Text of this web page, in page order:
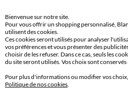
Service clients
par chat et par téléphone
de 8h00 à 20h00 du lundi au
11€
en vous inscrivant à
Bienvenue sur notre site.
Pour vous offrir un shopping personnalisé,
utilisent des cookies.
Ces cookies seront utilisés pour analyser
vos préférences et vous présenter des
choisir de les refuser. Dans ce cas, seuls les
du site seront utilisés. Vos choix sont conservés
Pour plus d'informations ou modifier vos
Politique de nos cookies